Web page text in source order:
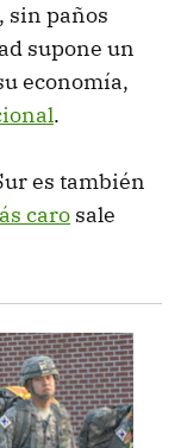
, sin paños
supone un
economía,
.
es también
caro sale